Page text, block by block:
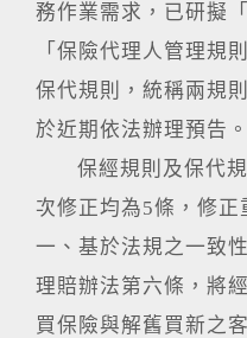
務作業需求，已研擬
「保險代理人管理規
保代規則，統稱兩規
於近期依法辦理預告。
保經規則及保代規
次修正均為5條，修正
一、基於法規之一致
理賠辦法第六條，將
買保險與解舊買新之